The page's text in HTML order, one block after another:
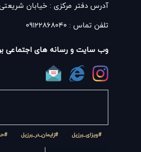
آدرس دفتر مرکزی : خیابان شریعتی
تلفن تماس : ۰۹۱۲۲۸۶۸۰۴۰
وب سایت و رسانه های اجتماعی
#ویزای_برزیل #زایمان_در_برزیل